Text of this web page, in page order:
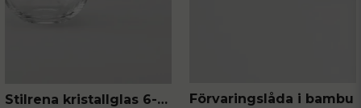
Stilrena kristallglas 6-pack Förvaringslåda i bambu